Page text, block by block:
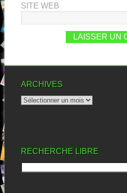
SITE WEB
ARCHIVES
RECHERCHE LIBRE